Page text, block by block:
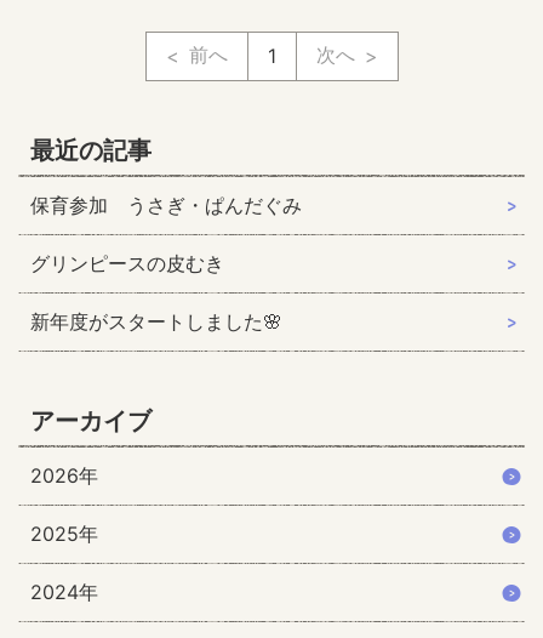
前へ 1 次へ
最近の記事
保育参加 うさぎ・ぱんだぐみ
グリンピースの皮むき
新年度がスタートしました🌸
アーカイブ
2026年
2025年
2024年